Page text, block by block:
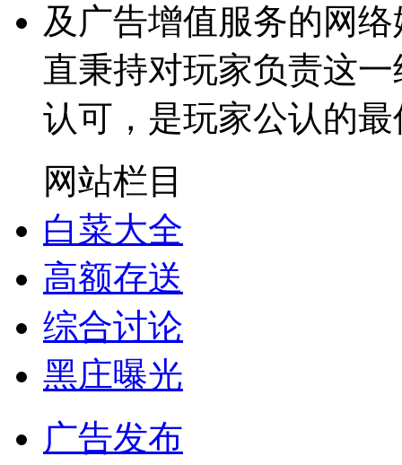
及广告增值服务的网
直秉持对玩家负责这
认可，是玩家公认的
网站栏目
白菜大全
高额存送
综合讨论
黑庄曝光
广告发布